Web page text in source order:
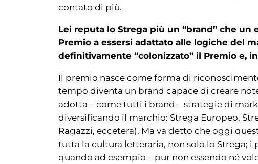
contato di più.
Lei reputa lo Strega più un “brand” che
Premio a essersi adattato alle logiche del
definitivamente “colonizzato” il Premio e,
Il premio nasce come forma di
tempo diventa un brand capace di creare
adotta – come tutti i brand – strategie di
diversificando il marchio: Strega Europeo,
Ragazzi, eccetera). Ma va detto che oggi
tutta la cultura letteraria, non solo lo Strega;
quando ad esempio – pur non essendo né